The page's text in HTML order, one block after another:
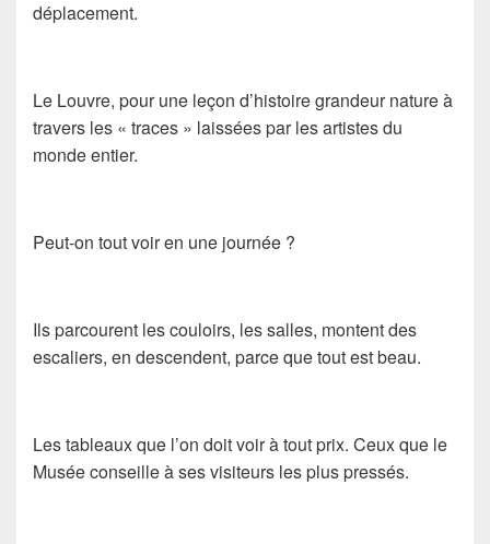
déplacement.
Le Louvre, pour une leçon d’histoire grandeur nature à
travers les « traces » laissées par les artistes du
monde entier.
Peut-on tout voir en une journée ?
Ils parcourent les couloirs, les salles, montent des
escaliers, en descendent, parce que tout est beau.
Les tableaux que l’on doit voir à tout prix. Ceux que le
Musée conseille à ses visiteurs les plus pressés.